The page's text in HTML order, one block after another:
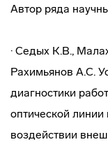
Автор ряда
· Седых К.В.,
Рахимьянов A.C.
диагностики
оптической
воздействии